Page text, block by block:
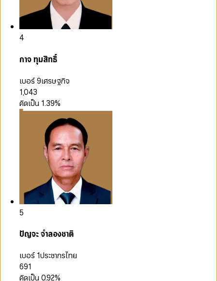
4
กาจ ทุมสิทธิ์
เบอร์ 9เศรษฐกิจ
1,043
คิดเป็น 1.39%
5
ปัญจะ จำลองชาติ
เบอร์ 1ประชากรไทย
691
คิดเป็น0.92%